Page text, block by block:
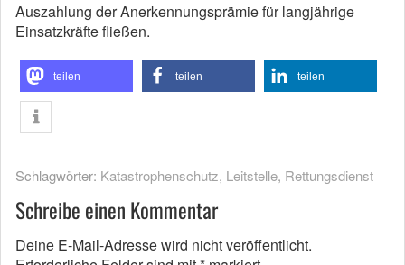
Auszahlung der Anerkennungsprämie für langjährige
Einsatzkräfte fließen.
teilen teilen teilen
Schlagwörter: Katastrophenschutz, Leitstelle, Rettungsdienst
Schreibe einen Kommentar
Deine E-Mail-Adresse wird nicht veröffentlicht.